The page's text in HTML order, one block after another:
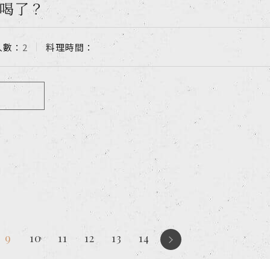
了？
： 2 料理時間：
9 10 11 12 13 14 FOLLOW US